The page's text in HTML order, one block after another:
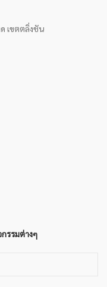
เขตตลิ่งชัน
รรมต่างๆ